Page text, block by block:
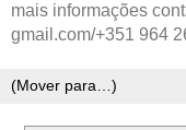
mais informações
gmail.com/+351 964